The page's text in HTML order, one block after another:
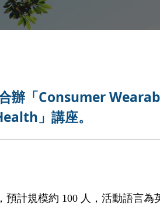
辦「Consumer
」講座。
計規模約 100 人，活動語言為